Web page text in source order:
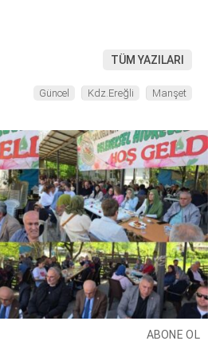
WhatsApp İhbar Hattı
TÜM YAZILARI
Güncel Kdz.Ereğli Manşet
ABONE OL